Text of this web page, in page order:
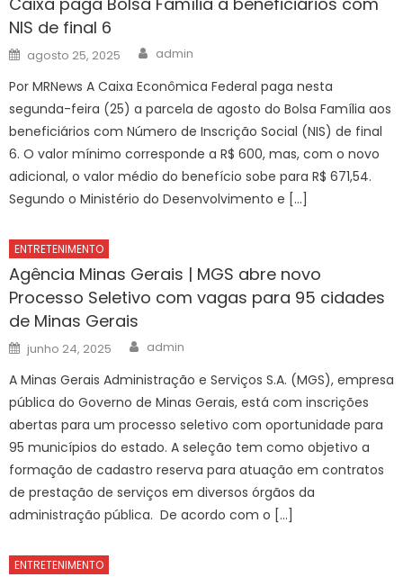
NIS de final 6
Posted
on
agosto 25, 2025 Author
admin
Por MRNews A Caixa Econômica Federal paga nesta
segunda-feira (25) a parcela de agosto do Bolsa Família aos
beneficiários com Número de Inscrição Social (NIS) de final
6. O valor mínimo corresponde a R$ 600, mas, com o novo
adicional, o valor médio do benefício sobe para R$ 671,54.
Segundo o Ministério do Desenvolvimento e […]
ENTRETENIMENTO
Agência Minas Gerais | MGS abre novo
Processo Seletivo com vagas para 95 cidades
de Minas Gerais
Posted
on
junho 24, 2025 Author
admin
A Minas Gerais Administração e Serviços S.A. (MGS), empresa
pública do Governo de Minas Gerais, está com inscrições
abertas para um processo seletivo com oportunidade para
95 municípios do estado. A seleção tem como objetivo a
formação de cadastro reserva para atuação em contratos
de prestação de serviços em diversos órgãos da
administração pública. De acordo com o […]
ENTRETENIMENTO